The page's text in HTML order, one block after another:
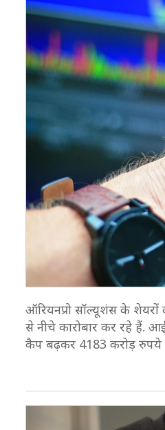
ऑरियनप्रो सॉल्यूशंस के
से नीचे कारोबार कर रहे हैं.
कैप बढ़कर 4183 करोड़